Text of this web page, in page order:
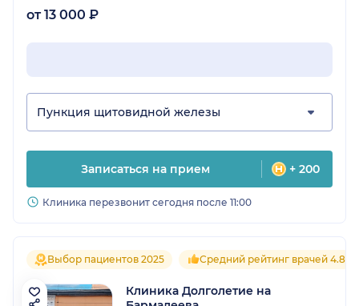
от 13 000 ₽
Пункция щитовидной железы
Записаться на прием + 200
Клиника перезвонит сегодня после 11:00
Выбор пациентов 2025 Средний рейтинг врачей 4.8
Клиника Долголетие на